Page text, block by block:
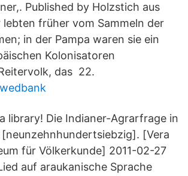
Published by Holzstich aus
lebten früher vom Sammeln der
in der Pampa waren sie ein
Kolonisatoren
das 22.
library! Die Indianer-Agrarfrage in
[neunzehnhundertsiebzig]. [Vera
für Völkerkunde] 2011-02-27
auf araukanische Sprache